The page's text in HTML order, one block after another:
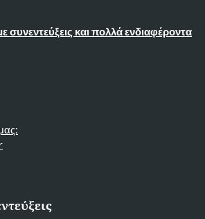
συνεντεύξεις και πολλά ενδιαφέροντα